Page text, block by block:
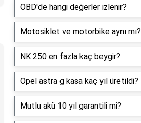
OBD'de hangi değerler izlenir?
Motosiklet ve motorbike aynı mı?
NK 250 en fazla kaç beygir?
Opel astra g kasa kaç yıl üretildi?
Mutlu akü 10 yıl garantili mi?